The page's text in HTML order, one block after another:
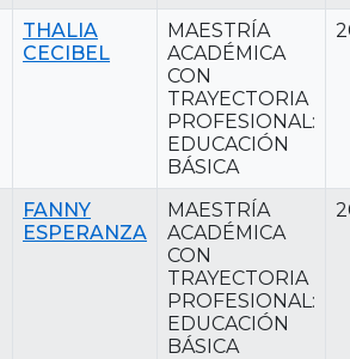
THALIA
CECIBEL
MAESTRÍA
ACADÉMICA
CON
TRAYECTORIA
PROFESIONAL:
EDUCACIÓN
BÁSICA
FANNY
ESPERANZA
MAESTRÍA
ACADÉMICA
CON
TRAYECTORIA
PROFESIONAL:
EDUCACIÓN
BÁSICA